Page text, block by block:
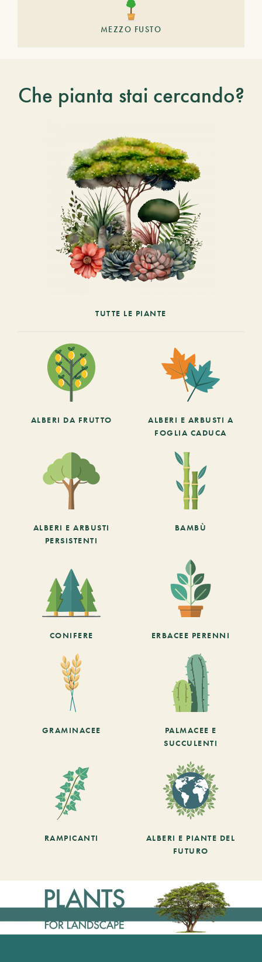
MEZZO FUSTO
Che pianta stai cercando?
TUTTE LE PIANTE
ALBERI DA FRUTTO
ALBERI E ARBUSTI A
FOGLIA CADUCA
ALBERI E ARBUSTI
PERSISTENTI
BAMBÙ
CONIFERE ERBACEE PERENNI
GRAMINACEE
PALMACEE E
SUCCULENTI
RAMPICANTI
ALBERI E PIANTE DEL
FUTURO